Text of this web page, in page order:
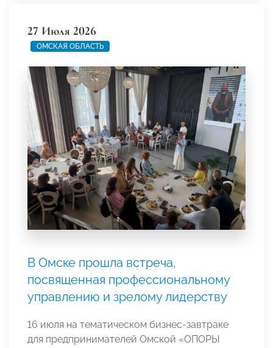
27 Июля 2026
ОМСКАЯ ОБЛАСТЬ
В Омске прошла встреча,
посвященная профессиональному
управлению и зрелому лидерству
16 июля на тематическом бизнес-завтраке
для предпринимателей Омской «ОПОРЫ